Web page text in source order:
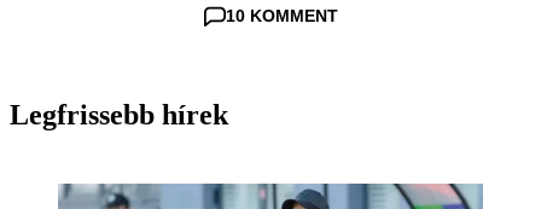
10 KOMMENT
Legfrissebb hírek